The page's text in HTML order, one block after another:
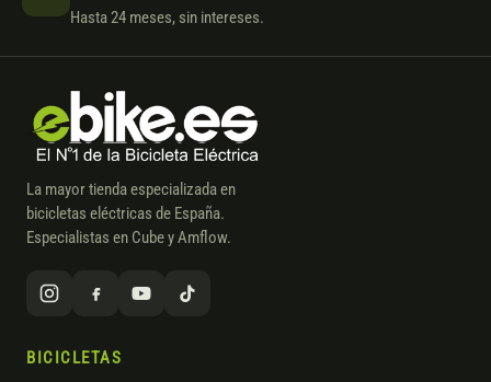
Hasta 24 meses, sin intereses.
La mayor tienda especializada en
bicicletas eléctricas de España.
Especialistas en Cube y Amflow.
BICICLETAS